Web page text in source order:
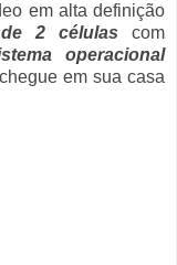
em alta definição
2 células com
operacional
em sua casa